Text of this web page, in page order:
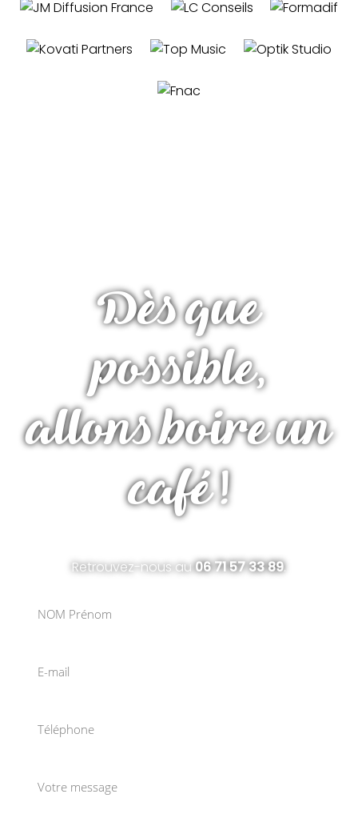
Dès que
possible,
allons boire un
café !
Retrouvez-nous au06 71 57 33 89.